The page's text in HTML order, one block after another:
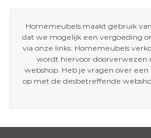
Homemeubels maakt gebruik
dat we mogelijk een vergoeding
via onze links. Homemeubels
wordt hiervoor doorverwezen
webshop. Heb je vragen over
op met de desbetreffende